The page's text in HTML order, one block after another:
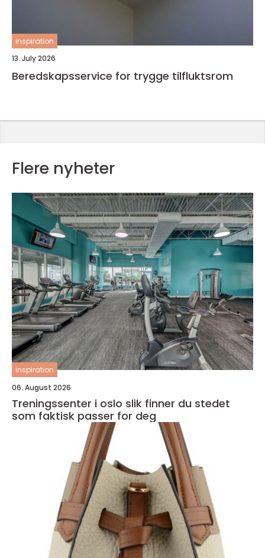
inspiration
13. July 2026
Beredskapsservice for trygge tilfluktsrom
Flere nyheter
inspiration
06. August 2026
Treningssenter i oslo slik finner du stedet
som faktisk passer for deg